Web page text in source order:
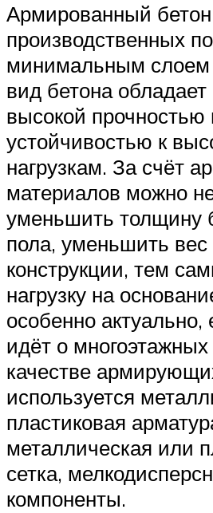
Армированный
производственных
минимальным слоем
вид бетона
высокой прочностью
устойчивостью к
нагрузкам. За счёт
материалов можно
уменьшить толщину
пола, уменьшить вес
конструкции, тем
нагрузку на
особенно актуально,
идёт о
качестве
используется
пластиковая
металлическая или
сетка,
компоненты.